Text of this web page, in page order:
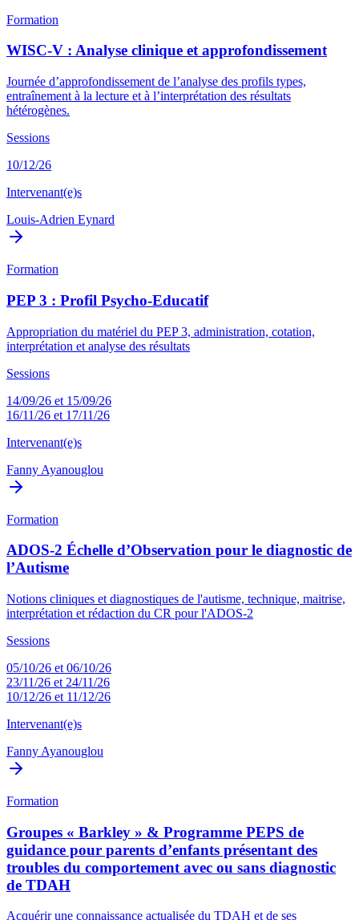
Formation
WISC-V : Analyse clinique et approfondissement
Journée d’approfondissement de l’analyse des profils types,
entraînement à la lecture et à l’interprétation des résultats
hétérogènes.
Sessions
10/12/26
Intervenant(e)s
Louis-Adrien Eynard
Formation
PEP 3 : Profil Psycho-Educatif
Appropriation du matériel du PEP 3, administration, cotation,
interprétation et analyse des résultats
Sessions
14/09/26 et 15/09/26
16/11/26 et 17/11/26
Intervenant(e)s
Fanny Ayanouglou
Formation
ADOS-2 Échelle d’Observation pour le diagnostic de
l’Autisme
Notions cliniques et diagnostiques de l'autisme, technique, maitrise,
interprétation et rédaction du CR pour l'ADOS-2
Sessions
05/10/26 et 06/10/26
23/11/26 et 24/11/26
10/12/26 et 11/12/26
Intervenant(e)s
Fanny Ayanouglou
Formation
Groupes « Barkley » & Programme PEPS de
guidance pour parents d’enfants présentant des
troubles du comportement avec ou sans diagnostic
de TDAH
Acquérir une connaissance actualisée du TDAH et de ses